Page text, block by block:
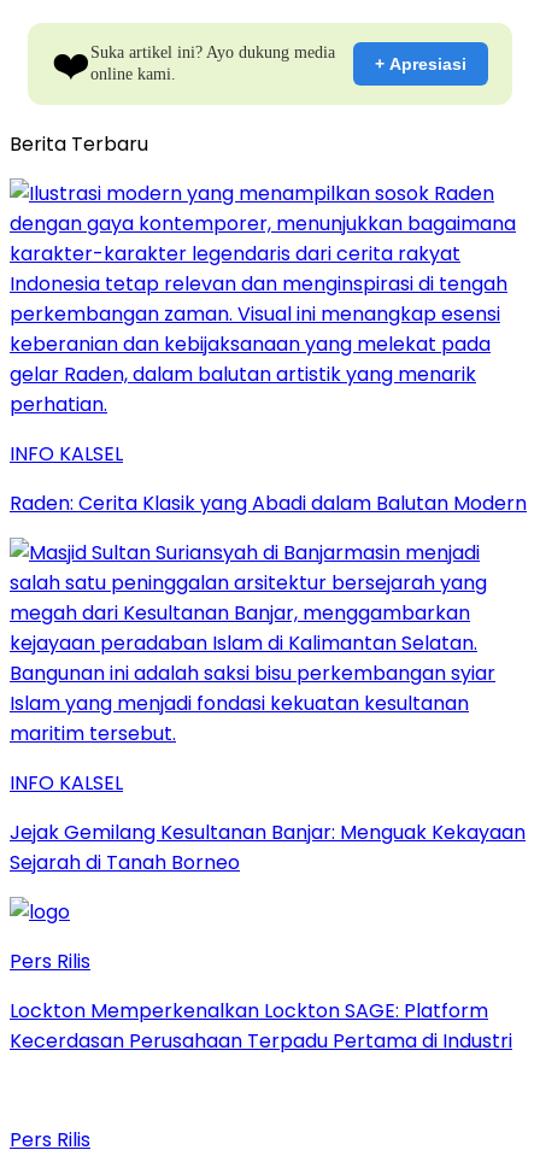
❤️ Suka artikel ini? Ayo dukung media
online kami.
+ Apresiasi
Berita Terbaru
INFO KALSEL
Raden: Cerita Klasik yang Abadi dalam Balutan Modern
INFO KALSEL
Jejak Gemilang Kesultanan Banjar: Menguak Kekayaan
Sejarah di Tanah Borneo
Pers Rilis
Lockton Memperkenalkan Lockton SAGE: Platform
Kecerdasan Perusahaan Terpadu Pertama di Industri
Pers Rilis